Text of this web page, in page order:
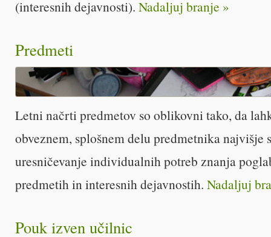
(interesnih dejavnosti). Nadaljuj branje »
Predmeti
Letni načrti predmetov so oblikovni tako, da
obveznem, splošnem delu predmetnika najvišje
uresničevanje individualnih potreb znanja
predmetih in interesnih dejavnostih. Nadaljuj
Pouk izven učilnic